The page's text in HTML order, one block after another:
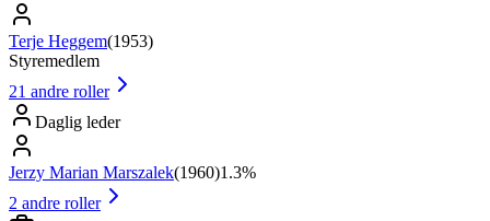
Terje Heggem(1953)
Styremedlem
21 andre roller
Daglig leder
Jerzy Marian Marszalek(1960)1.3%
2 andre roller